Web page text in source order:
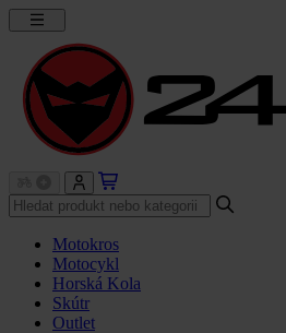
Motokros
Motocykl
Horská Kola
Skútr
Outlet